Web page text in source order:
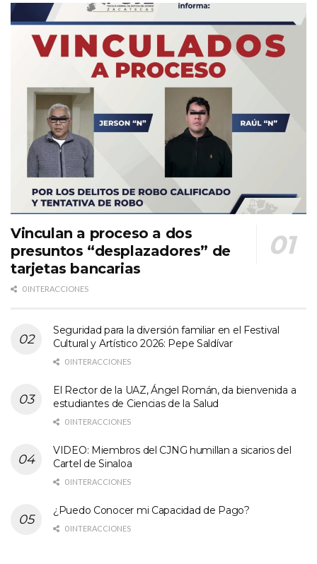
Vinculan a proceso a dos
presuntos “desplazadores” de
tarjetas bancarias
0 INTERACCIONES
Seguridad para la diversión familiar en el Festival
Cultural y Artístico 2026: Pepe Saldívar
0 INTERACCIONES
El Rector de la UAZ, Ángel Román, da bienvenida a
estudiantes de Ciencias de la Salud
0 INTERACCIONES
VIDEO: Miembros del CJNG humillan a sicarios del
Cartel de Sinaloa
0 INTERACCIONES
¿Puedo Conocer mi Capacidad de Pago?
0 INTERACCIONES